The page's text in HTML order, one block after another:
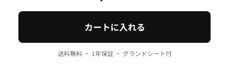
カートに入れる
送料無料 ・ 1年保証 ・ グランドシート付